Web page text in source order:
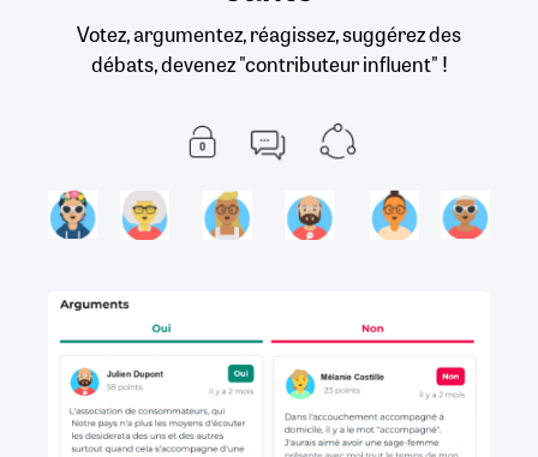
Votez, argumentez, réagissez, suggérez des
débats, devenez "contributeur influent" !